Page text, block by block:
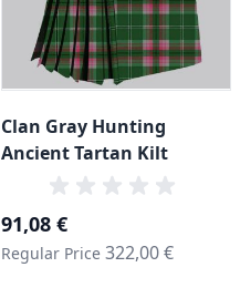
Clan Gray Hunting
Ancient Tartan Kilt
Special Price
91,08 €
Regular Price 322,00 €